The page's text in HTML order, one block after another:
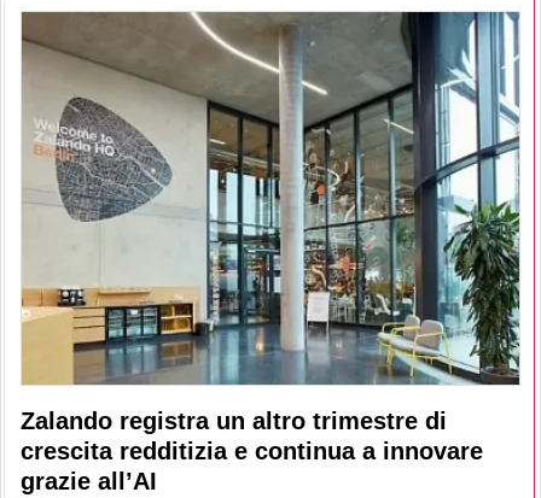
Zalando registra un altro trimestre di
crescita redditizia e continua a innovare
grazie all’AI